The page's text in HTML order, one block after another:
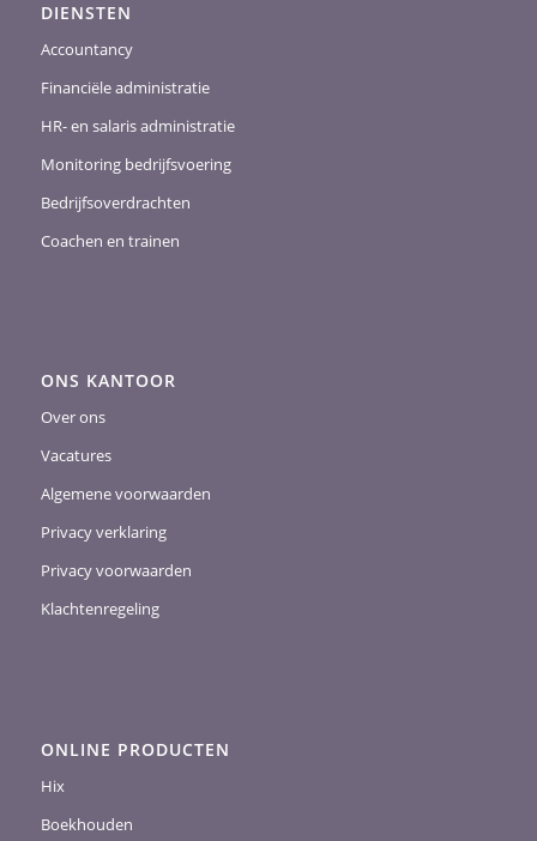
DIENSTEN
Accountancy
Financiële administratie
HR- en salaris administratie
Monitoring bedrijfsvoering
Bedrijfsoverdrachten
Coachen en trainen
ONS KANTOOR
Over ons
Vacatures
Algemene voorwaarden
Privacy verklaring
Privacy voorwaarden
Klachtenregeling
ONLINE PRODUCTEN
Hix
Boekhouden